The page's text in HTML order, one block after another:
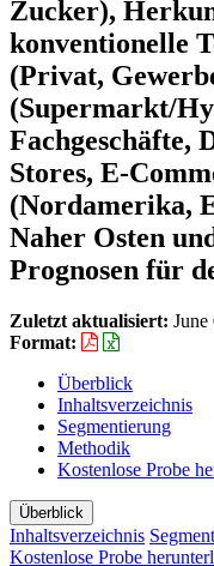
Zucker),
konventionelle
(Privat,
(Supermarkt/
Fachgeschäfte,
Stores, E-
(Nordamerika,
Naher Osten
Prognosen für
Zuletzt aktualisiert: June
Format:
Überblick
Inhaltsverzeichnis
Segmentierung
Methodik
Kostenlose Probe
Überblick
Inhaltsverzeichnis
Kostenlose Probe